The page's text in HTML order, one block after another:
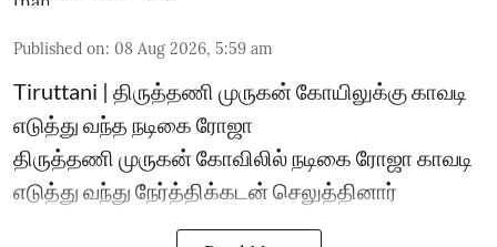
Published on: 08 Aug 2026, 5:59 am
Tiruttani | திருத்தணி முருகன் கோயிலுக்கு காவடி
எடுத்து வந்த நடிகை ரோஜா
திருத்தணி முருகன் கோவிலில் நடிகை ரோஜா காவடி
எடுத்து வந்து நேர்த்திக்கடன் செலுத்தினார்